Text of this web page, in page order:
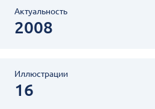
Актуальность
2008
Иллюстрации
16